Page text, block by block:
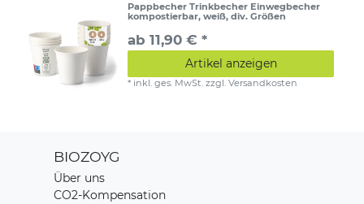
Pappbecher Trinkbecher Einwegbecher
kompostierbar, weiß, div. Größen
ab 11,90 € *
Artikel anzeigen
* inkl. ges. MwSt. zzgl.Versandkosten
BIOZOYG
Über uns
CO2-Kompensation